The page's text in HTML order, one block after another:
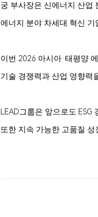
궁 부사장은 신에너지 산업
에너지 분야 차세대 혁신 기
이번 2026 아시아·태평양
기술 경쟁력과 산업 영향력
LEAD그룹은 앞으로도
또한 지속 가능한 고품질